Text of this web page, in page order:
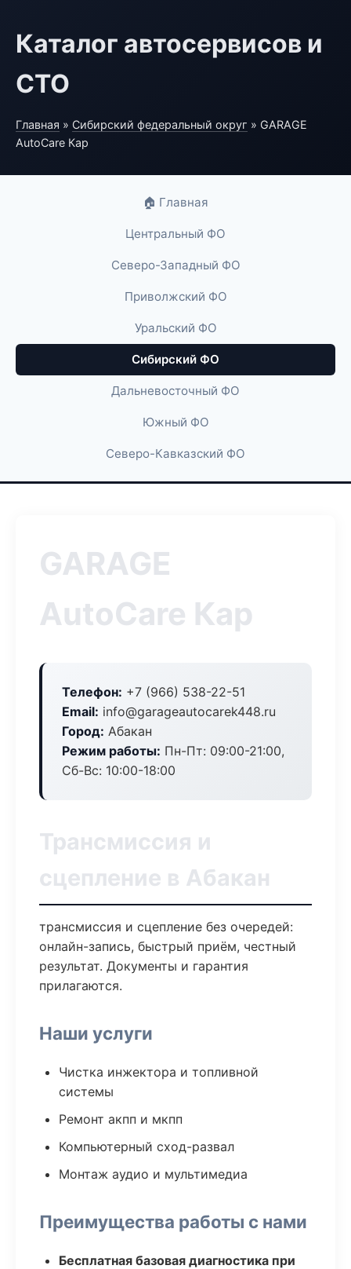
Каталог автосервисов и
СТО
Главная » Сибирский федеральный округ » GARAGE
AutoCare Кар
🏠 Главная
Центральный ФО
Северо-Западный ФО
Приволжский ФО
Уральский ФО
Сибирский ФО
Дальневосточный ФО
Южный ФО
Северо-Кавказский ФО
GARAGE
AutoCare Кар
Телефон: +7 (966) 538-22-51
Email: info@garageautocarek448.ru
Город: Абакан
Режим работы: Пн-Пт: 09:00-21:00,
Сб-Вс: 10:00-18:00
Трансмиссия и
сцепление в Абакан
трансмиссия и сцепление без очередей:
онлайн-запись, быстрый приём, честный
результат. Документы и гарантия
прилагаются.
Наши услуги
Чистка инжектора и топливной
системы
Ремонт акпп и мкпп
Компьютерный сход-развал
Монтаж аудио и мультимедиа
Преимущества работы с нами
Бесплатная базовая диагностика при